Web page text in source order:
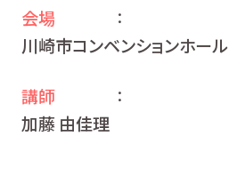
会場 ：
川崎市コンベンションホール
講師 ：
加藤 由佳理